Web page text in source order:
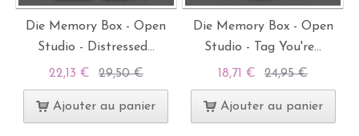
Die Memory Box - Open
Studio - Distressed...
22,13 € 29,50 €
Ajouter au panier
Die Memory Box - Open
Studio - Tag You're...
18,71 € 24,95 €
Ajouter au panier